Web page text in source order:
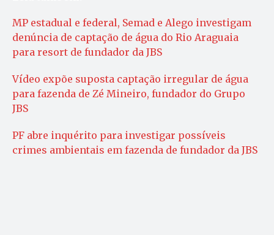
MP estadual e federal, Semad e Alego investigam
denúncia de captação de água do Rio Araguaia
para resort de fundador da JBS
Vídeo expõe suposta captação irregular de água
para fazenda de Zé Mineiro, fundador do Grupo
JBS
PF abre inquérito para investigar possíveis
crimes ambientais em fazenda de fundador da JBS